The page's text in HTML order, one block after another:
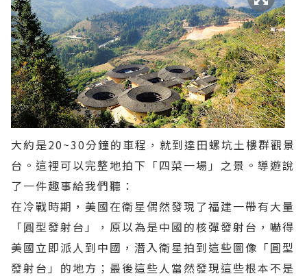
大約是20~30分鐘的車程，就到達田螺坑土樓群觀景
台。這裡可以完整地拍下「四菜一場」之景。導遊說
了一件趣事給我們聽：
在冷戰時期，美國在衛星偶然發現了福建一帶有大量
「圓型發射台」，原以為是中國的核彈發射台，嚇得
美國立即派人到中國，潛入衛星拍到這些圖像「圓型
發射台」的地方；最後這些人當然發現這些根本不是